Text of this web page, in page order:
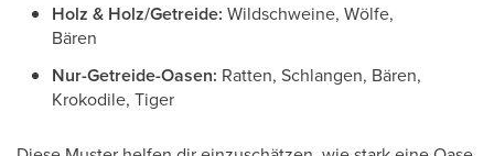
Holz & Holz/Getreide: Wildschweine, Wölfe,
Bären
Nur-Getreide-Oasen: Ratten, Schlangen, Bären,
Krokodile, Tiger